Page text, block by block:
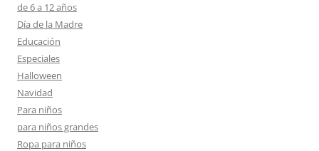
de 6 a 12 años
Día de la Madre
Educación
Especiales
Halloween
Navidad
Para niños
para niños grandes
Ropa para niños